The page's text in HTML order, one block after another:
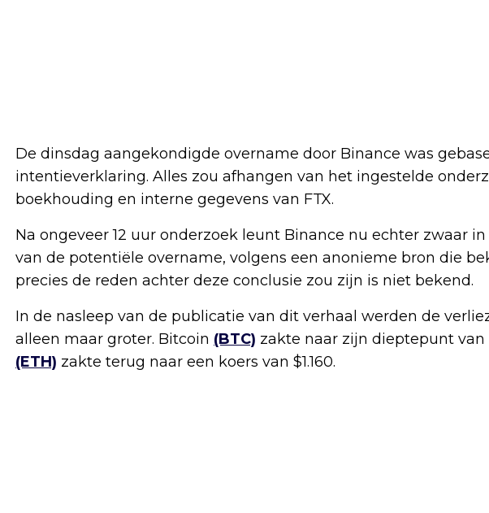
De dinsdag aangekondigde overname door Binance was
intentieverklaring. Alles zou afhangen van het ingestelde
boekhouding en interne gegevens van FTX.
Na ongeveer 12 uur onderzoek leunt Binance nu echter zwaar
van de potentiële overname, volgens een anonieme bron die
precies de reden achter deze conclusie zou zijn is niet bekend.
In de nasleep van de publicatie van dit verhaal werden de
alleen maar groter. Bitcoin (BTC) zakte naar zijn dieptepunt van
(ETH) zakte terug naar een koers van $1.160.